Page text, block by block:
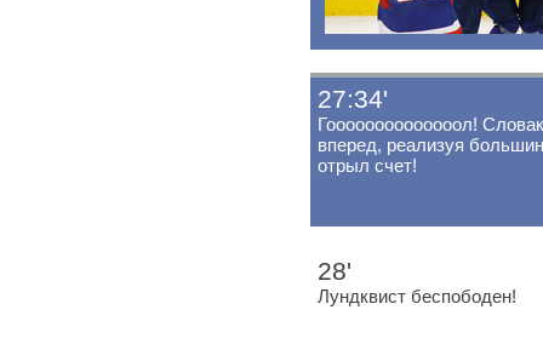
27:34'
Гоооооооооооооол!
вперед, реализуя
отрыл счет!
28'
Лундквист беспободен!